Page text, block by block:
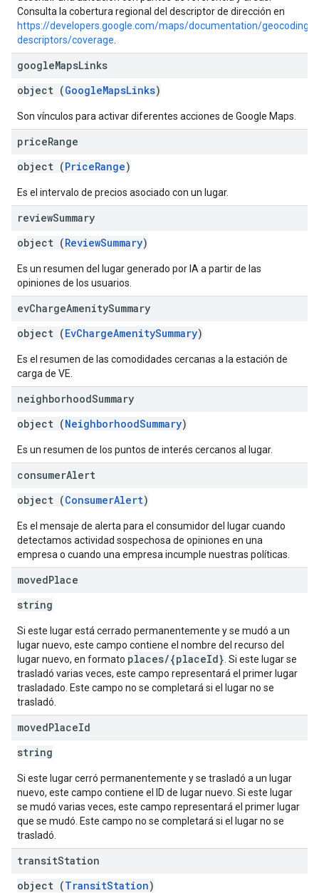
Consulta la cobertura regional del descriptor de dirección en
https://developers.google.com/maps/documentation/geocoding/
descriptors/coverage
googleMapsLinks
object (GoogleMapsLinks)
Son vínculos para activar diferentes acciones de Google Maps.
priceRange
object (PriceRange)
Es el intervalo de precios asociado con un lugar.
reviewSummary
object (ReviewSummary)
Es un resumen del lugar generado por IA a partir de las
opiniones de los usuarios.
evChargeAmenitySummary
object (EvChargeAmenitySummary)
Es el resumen de las comodidades cercanas a la estación de
carga de VE.
neighborhoodSummary
object (NeighborhoodSummary)
Es un resumen de los puntos de interés cercanos al lugar.
consumerAlert
object (ConsumerAlert)
Es el mensaje de alerta para el consumidor del lugar cuando
detectamos actividad sospechosa de opiniones en una
empresa o cuando una empresa incumple nuestras políticas.
movedPlace
string
Si este lugar está cerrado permanentemente y se mudó a un
lugar nuevo, este campo contiene el nombre del recurso del
lugar nuevo, en formato places/{placeId} . Si este lugar se
trasladó varias veces, este campo representará el primer lugar
trasladado. Este campo no se completará si el lugar no se
trasladó.
movedPlaceId
string
Si este lugar cerró permanentemente y se trasladó a un lugar
nuevo, este campo contiene el ID de lugar nuevo. Si este lugar
se mudó varias veces, este campo representará el primer lugar
que se mudó. Este campo no se completará si el lugar no se
trasladó.
transitStation
object (TransitStation)